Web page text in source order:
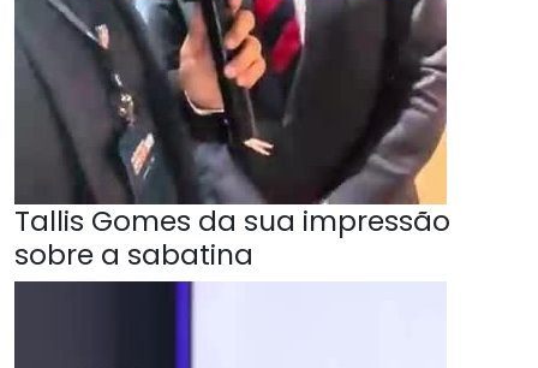
Tallis Gomes da sua impressão
sobre a sabatina